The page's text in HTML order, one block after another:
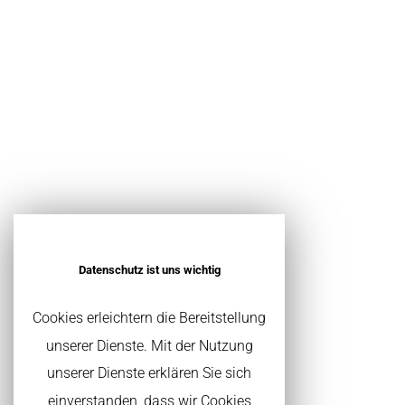
Datenschutz ist uns wichtig
Cookies erleichtern die Bereitstellung
unserer Dienste. Mit der Nutzung
unserer Dienste erklären Sie sich
einverstanden, dass wir Cookies